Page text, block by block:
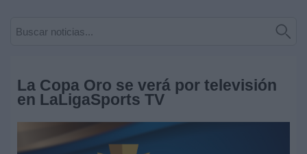
La Copa Oro se verá por televisión
en LaLigaSports TV
Noticias